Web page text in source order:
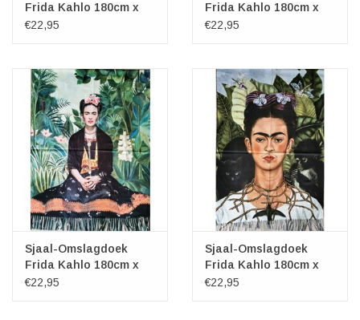
Frida Kahlo 180cm x
70cm
€22,95
Frida Kahlo 180cm x
70cm
€22,95
Sjaal-Omslagdoek
Frida Kahlo 180cm x
70cm
€22,95
Sjaal-Omslagdoek
Frida Kahlo 180cm x
70cm
€22,95